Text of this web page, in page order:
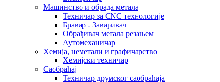
Машинство и обрада метала
Техничар за CNC технологије
Бравар - Заваривач
Обрађивач метала резањем
Аутомеханичар
Хемија, неметали и графичарство
Хемијски техничар
Саобраћај
Техничар друмског саобраћаја